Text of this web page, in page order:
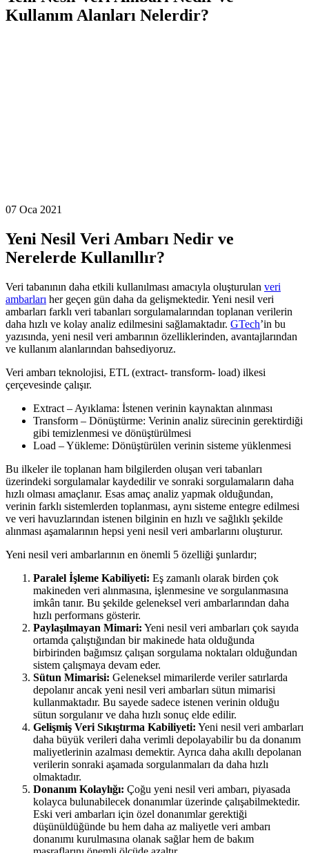
Kullanım Alanları Nelerdir?
07 Oca 2021
Yeni Nesil Veri Ambarı Nedir ve
Nerelerde Kullanıllır?
Veri tabanının daha etkili kullanılması amacıyla oluşturulan veri
ambarları her geçen gün daha da gelişmektedir. Yeni nesil veri
ambarları farklı veri tabanları sorgulamalarından toplanan verilerin
daha hızlı ve kolay analiz edilmesini sağlamaktadır. GTech’in bu
yazısında, yeni nesil veri ambarının özelliklerinden, avantajlarından
ve kullanım alanlarından bahsediyoruz.
Veri ambarı teknolojisi, ETL (extract- transform- load) ilkesi
çerçevesinde çalışır.
Extract – Ayıklama: İstenen verinin kaynaktan alınması
Transform – Dönüştürme: Verinin analiz sürecinin gerektirdiği
gibi temizlenmesi ve dönüştürülmesi
Load – Yükleme: Dönüştürülen verinin sisteme yüklenmesi
Bu ilkeler ile toplanan ham bilgilerden oluşan veri tabanları
üzerindeki sorgulamalar kaydedilir ve sonraki sorgulamaların daha
hızlı olması amaçlanır. Esas amaç analiz yapmak olduğundan,
verinin farklı sistemlerden toplanması, aynı sisteme entegre edilmesi
ve veri havuzlarından istenen bilginin en hızlı ve sağlıklı şekilde
alınması aşamalarının hepsi yeni nesil veri ambarlarını oluşturur.
Yeni nesil veri ambarlarının en önemli 5 özelliği şunlardır;
Paralel İşleme Kabiliyeti: Eş zamanlı olarak birden çok
makineden veri alınmasına, işlenmesine ve sorgulanmasına
imkân tanır. Bu şekilde geleneksel veri ambarlarından daha
hızlı performans gösterir.
Paylaşılmayan Mimari: Yeni nesil veri ambarları çok sayıda
ortamda çalıştığından bir makinede hata olduğunda
birbirinden bağımsız çalışan sorgulama noktaları olduğundan
sistem çalışmaya devam eder.
Sütun Mimarisi: Geleneksel mimarilerde veriler satırlarda
depolanır ancak yeni nesil veri ambarları sütun mimarisi
kullanmaktadır. Bu sayede sadece istenen verinin olduğu
sütun sorgulanır ve daha hızlı sonuç elde edilir.
Gelişmiş Veri Sıkıştırma Kabiliyeti: Yeni nesil veri ambarları
daha büyük verileri daha verimli depolayabilir bu da donanım
maliyetlerinin azalması demektir. Ayrıca daha akıllı depolanan
verilerin sonraki aşamada sorgulanmaları da daha hızlı
olmaktadır.
Donanım Kolaylığı: Çoğu yeni nesil veri ambarı, piyasada
kolayca bulunabilecek donanımlar üzerinde çalışabilmektedir.
Eski veri ambarları için özel donanımlar gerektiği
düşünüldüğünde bu hem daha az maliyetle veri ambarı
donanımı kurulmasına olanak sağlar hem de bakım